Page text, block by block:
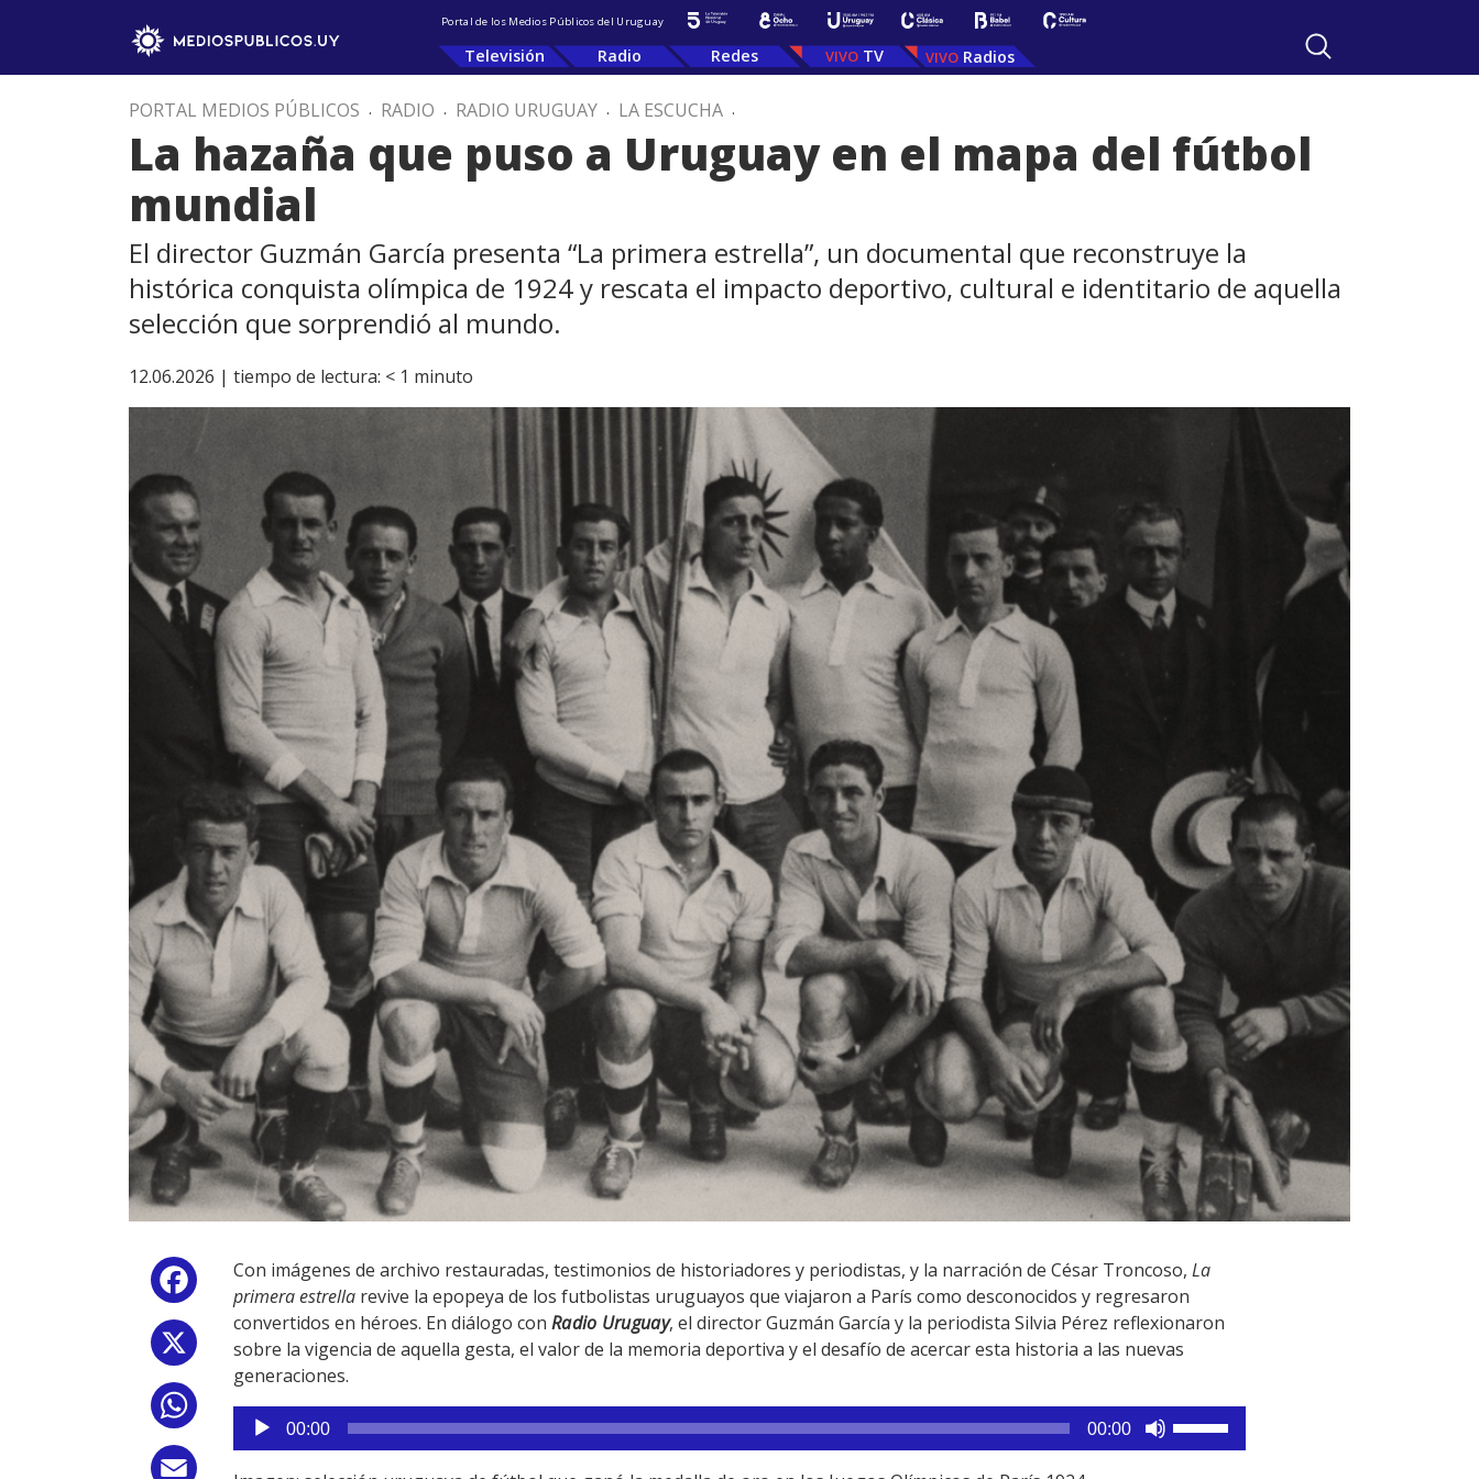
Portal de los Medios Públicos del Uruguay
Televisión Radio Redes TV Radios
PORTAL MEDIOS PÚBLICOS . RADIO . RADIO URUGUAY . LA ESCUCHA .
La hazaña que puso a Uruguay en el mapa del fútbol
mundial
El director Guzmán García presenta “La primera estrella”, un documental que reconstruye la
histórica conquista olímpica de 1924 y rescata el impacto deportivo, cultural e identitario de aquella
selección que sorprendió al mundo.
12.06.2026 | tiempo de lectura: < 1 minuto
Facebook
WhatsApp
Email
Con imágenes de archivo restauradas, testimonios de historiadores y periodistas, y la narración de César Troncoso, La
primera estrella revive la epopeya de los futbolistas uruguayos que viajaron a París como desconocidos y regresaron
convertidos en héroes. En diálogo con Radio Uruguay, el director Guzmán García y la periodista Silvia Pérez reflexionaron
sobre la vigencia de aquella gesta, el valor de la memoria deportiva y el desafío de acercar esta historia a las nuevas
generaciones.
Reproductor
de
audio
00:00 00:00